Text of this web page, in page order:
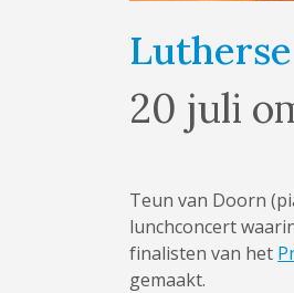
20 juli
Teun van Doorn
lunchconcert
finalisten van het
gemaakt.